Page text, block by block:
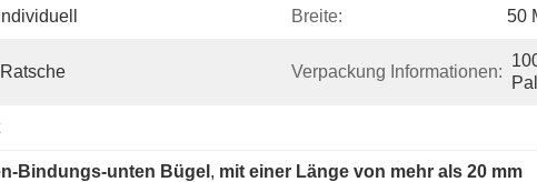
Breite: 50
Verpackung Informationen:
Bindungs-unten Bügel , mit einer Länge von mehr als 20 mm